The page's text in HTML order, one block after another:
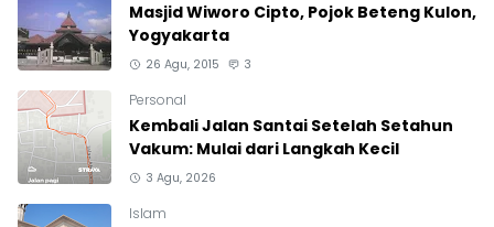
Masjid Wiworo Cipto, Pojok Beteng Kulon,
Yogyakarta
26 Agu, 2015 3
Personal
Kembali Jalan Santai Setelah Setahun
Vakum: Mulai dari Langkah Kecil
3 Agu, 2026
Islam